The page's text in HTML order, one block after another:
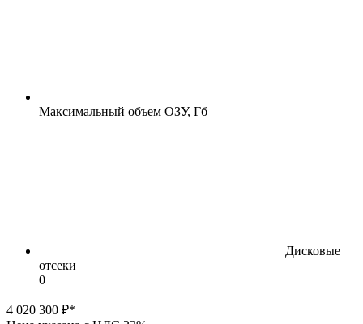
Максимальный объем ОЗУ, Гб
Дисковые
отсеки
0
4 020 300 ₽*